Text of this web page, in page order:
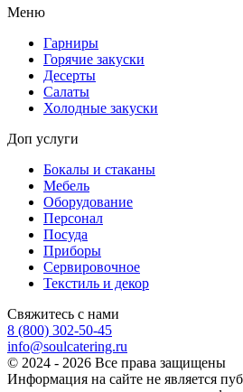
Меню
Гарниры
Горячие закуски
Десерты
Салаты
Холодные закуски
Доп услуги
Бокалы и стаканы
Мебель
Оборудование
Персонал
Посуда
Приборы
Сервировочное
Текстиль и декор
Свяжитесь с нами
8 (800) 302-50-45
info@soulcatering.ru
© 2024 - 2026 Все права защищены
Информация на сайте не является